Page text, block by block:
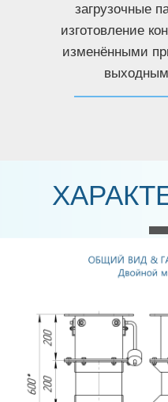
загрузочные
изготовление
изменёнными